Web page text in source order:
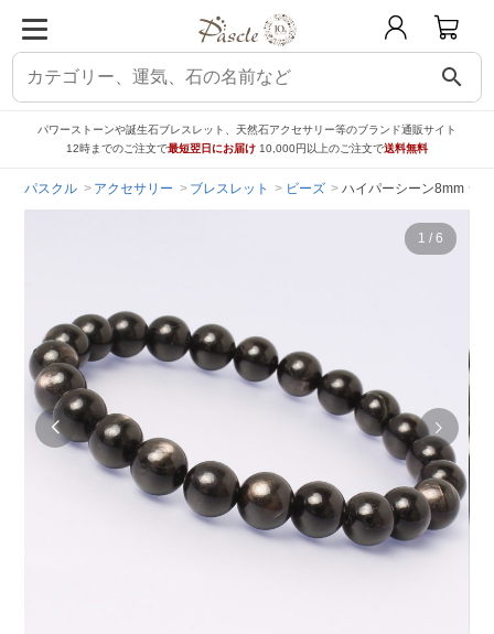
search
パワーストーンや誕生石ブレスレット、天然石アクセサリー等のブランド通販サイト
12時までのご注文で最短翌日にお届け 10,000円以上のご注文で送料無料
パスクル アクセサリー ブレスレット ビーズ ハイパーシーン8mm シ
1 / 6